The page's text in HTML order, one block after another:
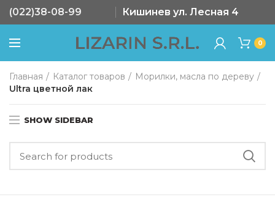
(022)38-08-99 Кишинев ул. Лесная 4
0
Главная Каталог товаров
Морилки, масла по дереву
Ultra цветной лак
SHOW SIDEBAR